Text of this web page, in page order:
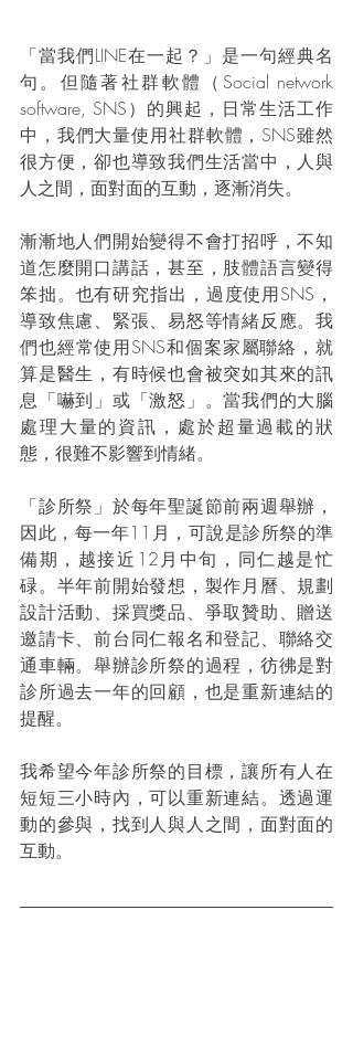
「當我們LINE在一起？」是一句經典名
句。但隨著社群軟體（Social network
software, SNS）的興起，日常生活工作
中，我們大量使用社群軟體，SNS雖然
很方便，卻也導致我們生活當中，人與
人之間，面對面的互動，逐漸消失。
漸漸地人們開始變得不會打招呼，不知
道怎麼開口講話，甚至，肢體語言變得
笨拙。也有研究指出，過度使用SNS，
導致焦慮、緊張、易怒等情緒反應。我
們也經常使用SNS和個案家屬聯絡，就
算是醫生，有時候也會被突如其來的訊
息「嚇到」或「激怒」。當我們的大腦
處理大量的資訊，處於超量過載的狀
態，很難不影響到情緒。
「診所祭」於每年聖誕節前兩週舉辦，
因此，每一年11月，可說是診所祭的準
備期，越接近12月中旬，同仁越是忙
碌。半年前開始發想，製作月曆、規劃
設計活動、採買獎品、爭取贊助、贈送
邀請卡、前台同仁報名和登記、聯絡交
通車輛。舉辦診所祭的過程，彷彿是對
診所過去一年的回顧，也是重新連結的
提醒。
我希望今年診所祭的目標，讓所有人在
短短三小時內，可以重新連結。透過運
動的參與，找到人與人之間，面對面的
互動。